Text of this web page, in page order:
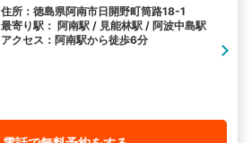
住所：徳島県阿南市日開野町筒路18-1
最寄り駅： 阿南駅 / 見能林駅 / 阿波中島駅
アクセス：阿南駅から徒歩6分